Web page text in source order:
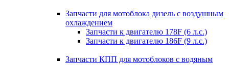
Запчасти для мотоблока дизель с воздушным
охлаждением
Запчасти к двигателю 178F (6 л.с.)
Запчасти к двигателю 186F (9 л.с.)
Запчасти КПП для мотоблоков с водяным